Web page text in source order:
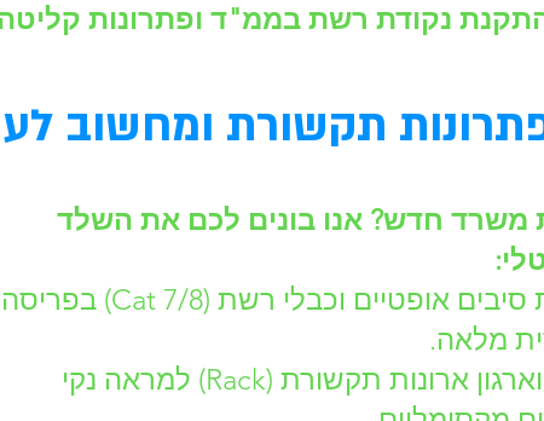
נקודת רשת בממ"ד ופתרונות
תקשורת ומחשוב
חדש? אנו בונים לכם את השלד
פריסת סיבים אופטיים וכבלי רשת (Cat 7/8) בפריסה
מלאה.
סידור וארגון ארונות תקשורת (Rack) למראה נקי